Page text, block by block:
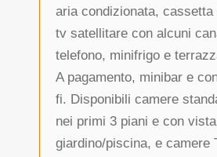
aria condizionata,
tv satellitare con alcuni
telefono, minifrigo e
A pagamento, minibar e
fi. Disponibili camere
nei primi 3 piani e con vista
giardino/piscina, e camere